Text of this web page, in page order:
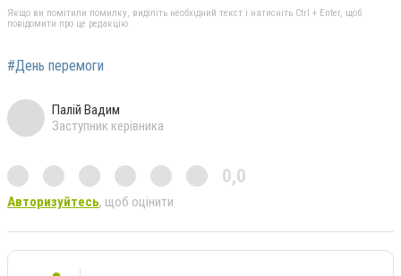
Якщо ви помітили помилку, виділіть необхідний текст і натисніть Ctrl + Enter, щоб
повідомити про це редакцію
#День перемоги
Палій Вадим
Заступник керівника
0,0
Авторизуйтесь, щоб оцінити